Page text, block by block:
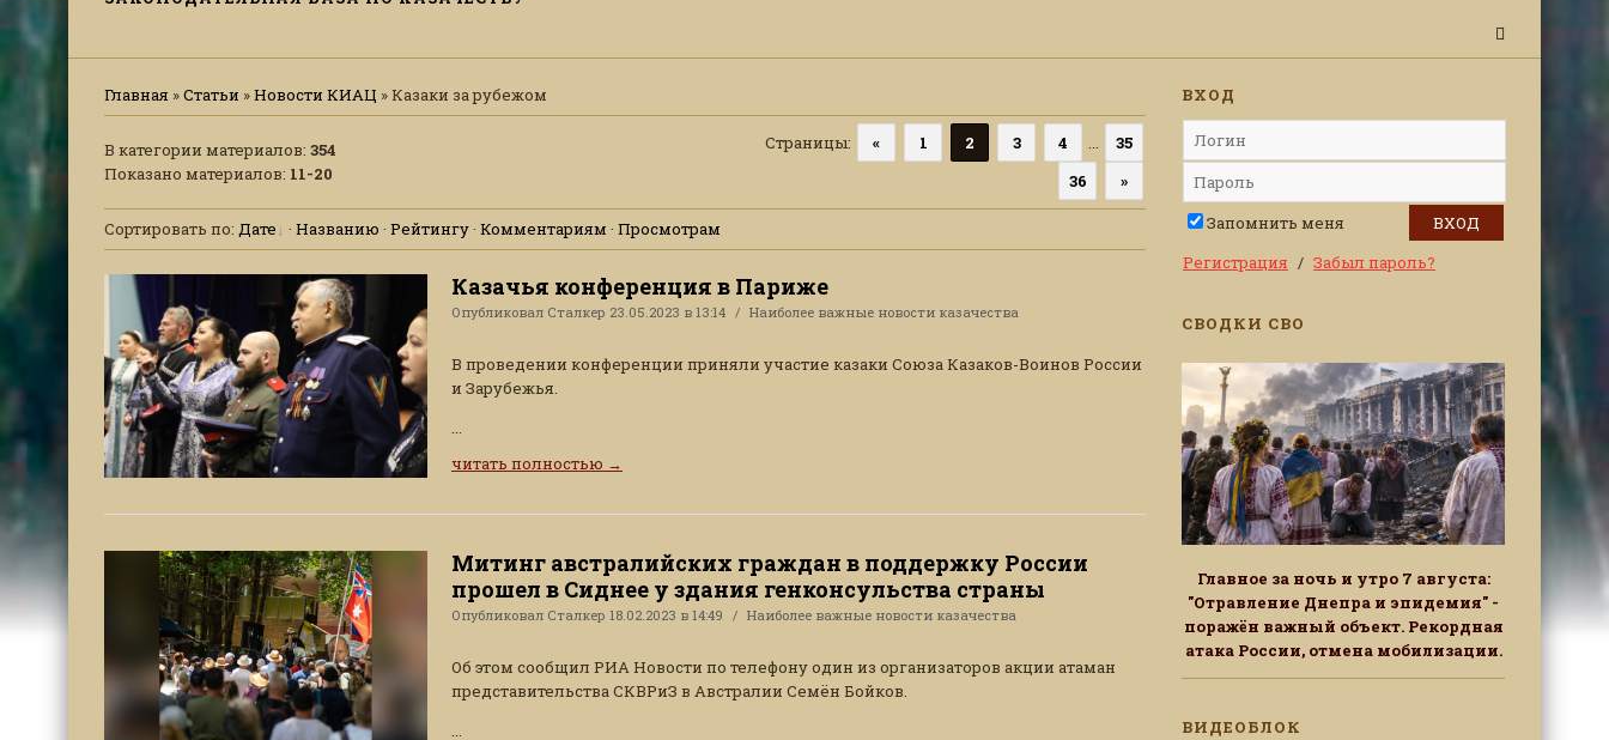
Главная »Статьи »Новости КИАЦ » Казаки за рубежом
В категории материалов: 354
Показано материалов: 11-20
Страницы: « 1 2 3 4 ...
35
36
»
Сортировать по: Дате · Названию · Рейтингу· Комментариям · Просмотрам
Казачья конференция в Париже
Опубликовал Сталкер 23.05.2023 в 13:14 Наиболее важные новости казачества
В проведении конференции приняли участие казаки Союза Казаков-Воинов России
и Зарубежья.
читать полностью →
Митинг австралийских граждан в поддержку России
прошел в Сиднее у здания генконсульства страны
Опубликовал Сталкер 18.02.2023 в 14:49 Наиболее важные новости казачества
Об этом сообщил РИА Новости по телефону один из организаторов акции атаман
представительства СКВРиЗ в Австралии Семён Бойков.
ВХОД
Запомнить меня
Регистрация
Забыл пароль?
СВОДКИ СВО
Главное за ночь и утро 7 августа:
"Отравление Днепра и эпидемия" -
поражён важный объект. Рекордная
атака России, отмена мобилизации.
ВИДЕОБЛОК